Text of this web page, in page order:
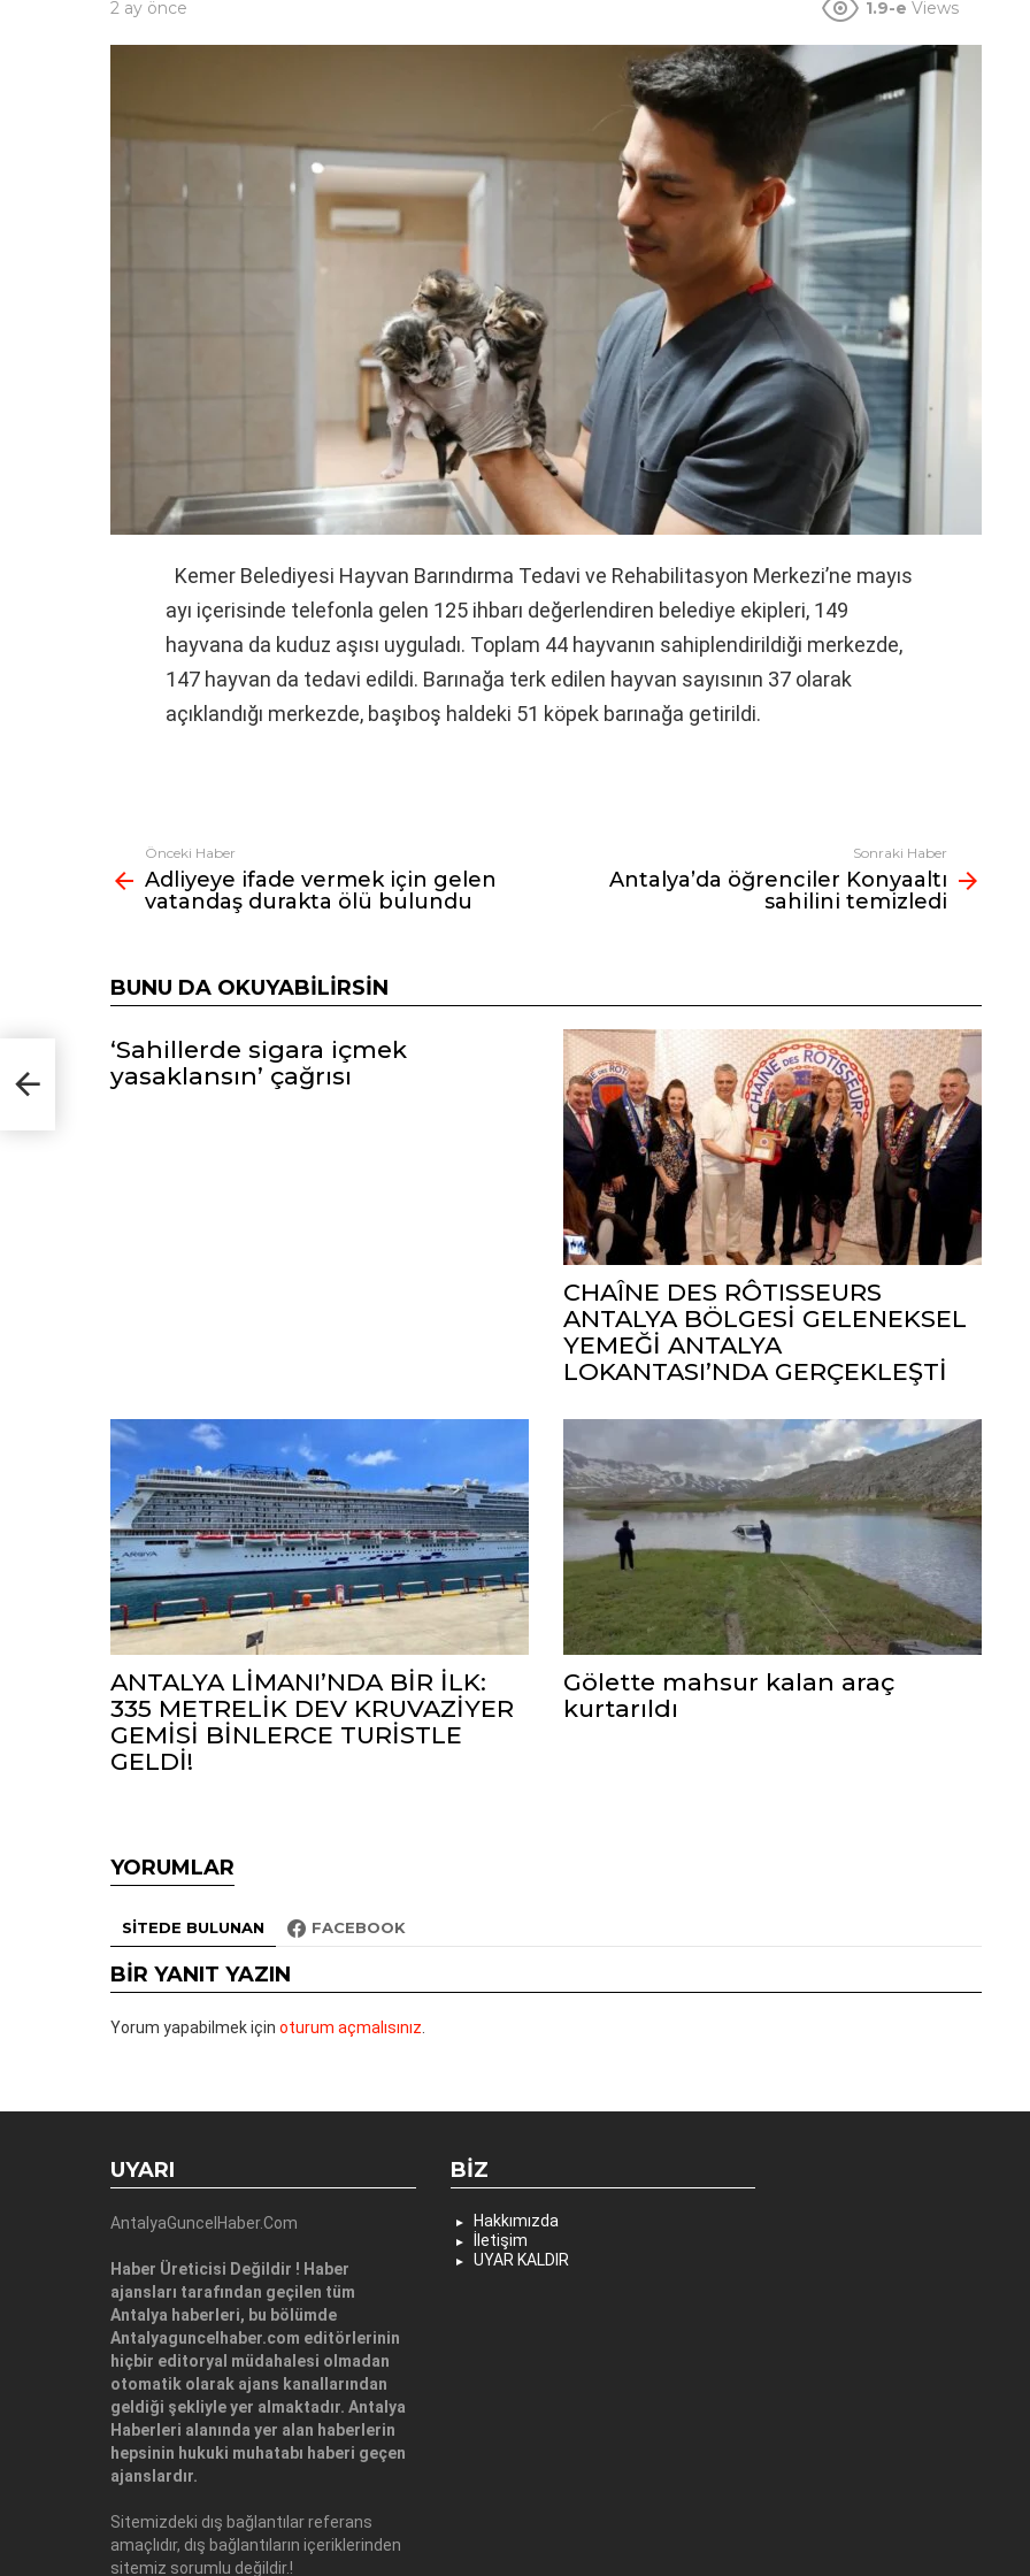
2 ay önce 1.9-e Views
Kemer Belediyesi Hayvan Barındırma Tedavi ve Rehabilitasyon Merkezi’ne mayıs
ayı içerisinde telefonla gelen 125 ihbarı değerlendiren belediye ekipleri, 149
hayvana da kuduz aşısı uyguladı. Toplam 44 hayvanın sahiplendirildiği merkezde,
147 hayvan da tedavi edildi. Barınağa terk edilen hayvan sayısının 37 olarak
açıklandığı merkezde, başıboş haldeki 51 köpek barınağa getirildi.
Fazlasına
bak
Önceki Haber
Adliyeye ifade vermek için gelen
vatandaş durakta ölü bulundu
Sonraki Haber
Antalya’da öğrenciler Konyaaltı
sahilini temizledi
BUNU DA OKUYABILIRSIN
‘Sahillerde sigara içmek
yasaklansın’ çağrısı
CHAÎNE DES RÔTISSEURS
ANTALYA BÖLGESİ GELENEKSEL
YEMEĞİ ANTALYA
LOKANTASI’NDA GERÇEKLEŞTİ
ANTALYA LİMANI’NDA BİR İLK:
335 METRELİK DEV KRUVAZİYER
GEMİSİ BİNLERCE TURİSTLE
GELDİ!
Gölette mahsur kalan araç
kurtarıldı
YORUMLAR
SITEDE BULUNAN FACEBOOK
BIR YANIT YAZIN
Yorum yapabilmek için oturum açmalısınız
UYARI
AntalyaGuncelHaber.Com
Haber Üreticisi Değildir ! Haber
ajansları tarafından geçilen tüm
Antalya haberleri, bu bölümde
Antalyaguncelhaber.com editörlerinin
hiçbir editoryal müdahalesi olmadan
otomatik olarak ajans kanallarından
geldiği şekliyle yer almaktadır. Antalya
Haberleri alanında yer alan haberlerin
hepsinin hukuki muhatabı haberi geçen
ajanslardır.
Sitemizdeki dış bağlantılar referans
amaçlıdır, dış bağlantıların içeriklerinden
sitemiz sorumlu değildir.!
BIZ
Hakkımızda
İletişim
UYAR KALDIR